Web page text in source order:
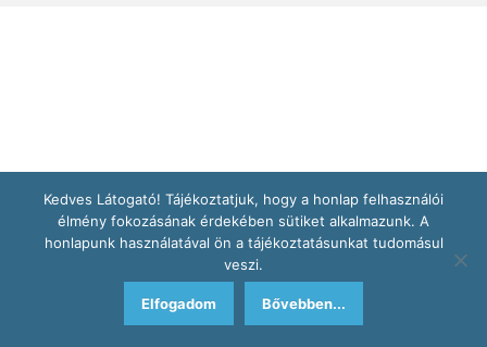
Kedves Látogató! Tájékoztatjuk, hogy a honlap felhasználói
élmény fokozásának érdekében sütiket alkalmazunk. A
honlapunk használatával ön a tájékoztatásunkat tudomásul
veszi.
Elfogadom Bővebben...